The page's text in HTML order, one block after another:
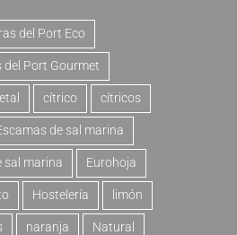
del Port Eco
del Port Gourmet
cítrico cítricos
de sal marina
sal marina Eurohoja
Hostelería limón
naranja Natural